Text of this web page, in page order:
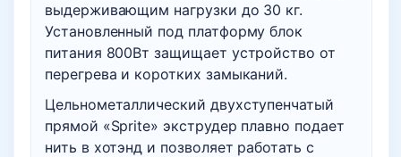
выдерживающим нагрузки до 30 кг.
Установленный под платформу блок
питания 800Вт защищает устройство от
перегрева и коротких замыканий.
Цельнометаллический двухступенчатый
прямой «Sprite» экструдер плавно подает
нить в хотэнд и позволяет работать с